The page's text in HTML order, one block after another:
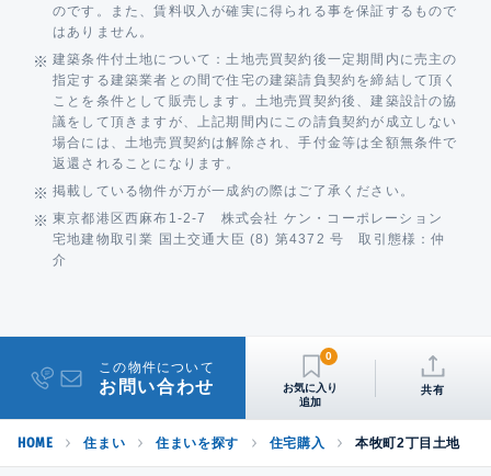
のです。また、賃料収入が確実に得られる事を保証するもので
はありません。
建築条件付土地について：土地売買契約後一定期間内に売主の
指定する建築業者との間で住宅の建築請負契約を締結して頂く
ことを条件として販売します。土地売買契約後、建築設計の協
議をして頂きますが、上記期間内にこの請負契約が成立しない
場合には、土地売買契約は解除され、手付金等は全額無条件で
返還されることになります。
掲載している物件が万が一成約の際はご了承ください。
東京都港区西麻布1-2-7 株式会社 ケン・コーポレーション
宅地建物取引業 国土交通大臣 (8) 第4372 号 取引態様：仲
介
この物件について
お問い合わせ
0
共有
HOME 住まい 住まいを探す 住宅購入 本牧町2丁目土地